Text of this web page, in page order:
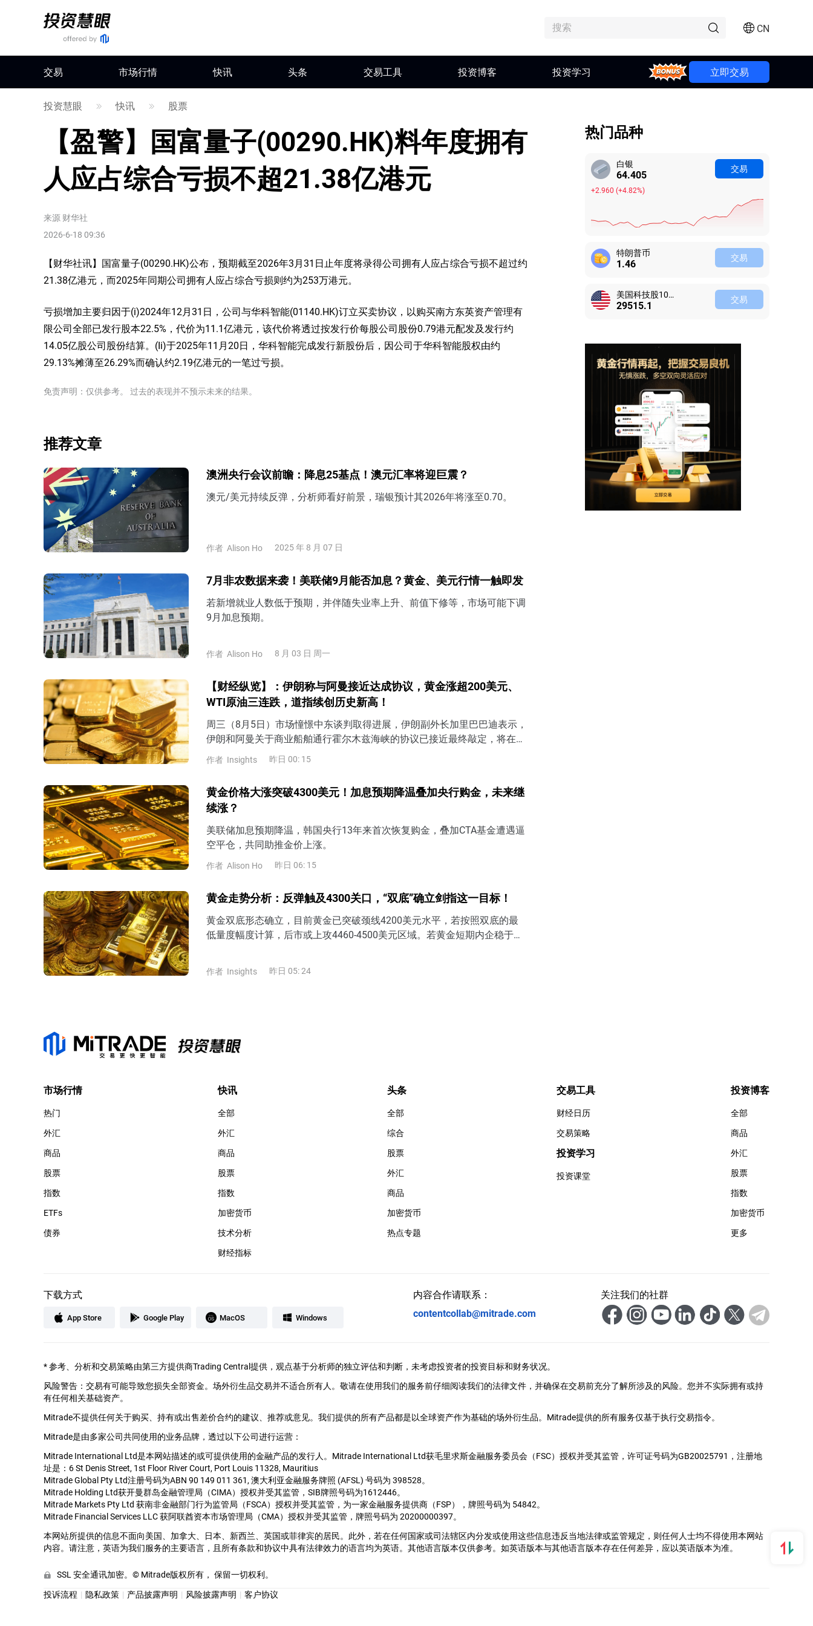
CN
交易 市场行情 快讯 头条 交易工具 投资博客 投资学习 Bonus 立即交易
投资慧眼 快讯 股票
【盈警】国富量子(00290.HK)料年度拥有
人应占综合亏损不超21.38亿港元
来源 财华社
2026-6-18 09:36
【财华社讯】国富量子(00290.HK)公布，预期截至2026年3月31日止年度将录得公司拥有人应占综合亏损不超过约
21.38亿港元，而2025年同期公司拥有人应占综合亏损则约为253万港元。
亏损增加主要归因于(i)2024年12月31日，公司与华科智能(01140.HK)订立买卖协议，以购买南方东英资产管理有
限公司全部已发行股本22.5%，代价为11.1亿港元，该代价将透过按发行价每股公司股份0.79港元配发及发行约
14.05亿股公司股份结算。(Ii)于2025年11月20日，华科智能完成发行新股份后，因公司于华科智能股权由约
29.13%摊薄至26.29%而确认约2.19亿港元的一笔过亏损。
免责声明：仅供参考。 过去的表现并不预示未来的结果。
推荐文章
澳洲央行会议前瞻：降息25基点！澳元汇率将迎巨震？
澳元/美元持续反弹，分析师看好前景，瑞银预计其2026年将涨至0.70。
作者 Alison Ho 2025 年 8 月 07 日
7月非农数据来袭！美联储9月能否加息？黄金、美元行情一触即发
若新增就业人数低于预期，并伴随失业率上升、前值下修等，市场可能下调
9月加息预期。
作者 Alison Ho 8 月 03 日 周一
【财经纵览】：伊朗称与阿曼接近达成协议，黄金涨超200美元、
WTI原油三连跌，道指续创历史新高！
周三（8月5日）市场憧憬中东谈判取得进展，伊朗副外长加里巴巴迪表示，
伊朗和阿曼关于商业船舶通行霍尔木兹海峡的协议已接近最终敲定，将在霍
尔木兹海峡建立一种不同于过去60年的新通行模式。WTI原油进一步下探至
74.2美元，续创逾三周新低。黄金飙升逾4%，一举突破4200美元至日内高
11%，最终回吐全部涨幅，收跌超4%。
作者 Insights 昨日 00: 15
黄金价格大涨突破4300美元！加息预期降温叠加央行购金，未来继
续涨？
美联储加息预期降温，韩国央行13年来首次恢复购金，叠加CTA基金遭遇逼
空平仓，共同助推金价上涨。
作者 Alison Ho 昨日 06: 15
黄金走势分析：反弹触及4300关口，“双底”确立剑指这一目标！
黄金双底形态确立，目前黄金已突破颈线4200美元水平，若按照双底的最
低量度幅度计算，后市或上攻4460-4500美元区域。若黄金短期内企稳于
作者 Insights 昨日 05: 24
热门品种
白银
64.389
+2.944 (+4.79%)
交易
特朗普币
1.46 交易
美国科技股100指数
29514.9 交易
市场行情
热门
外汇
商品
股票
指数
ETFs
债券
快讯
全部
外汇
商品
股票
指数
加密货币
技术分析
财经指标
头条
全部
综合
股票
外汇
商品
加密货币
热点专题
交易工具
财经日历
交易策略
投资学习
投资课堂
投资博客
全部
商品
外汇
股票
指数
加密货币
更多
下载方式
App Store Google Play MacOS Windows
内容合作请联系：
contentcollab@mitrade.com
关注我们的社群
*参考、分析和交易策略由第三方提供商Trading Central提供，观点基于分析师的独立评估和判断，未考虑投资者的投资目标和财务状况。
风险警告：交易有可能导致您损失全部资金。场外衍生品交易并不适合所有人。敬请在使用我们的服务前仔细阅读我们的法律文件，并确保在交易前充分了解所涉及的风险。您并不实际拥有或持
有任何相关基础资产。
Mitrade不提供任何关于购买、持有或出售差价合约的建议、推荐或意见。我们提供的所有产品都是以全球资产作为基础的场外衍生品。Mitrade提供的所有服务仅基于执行交易指令。
Mitrade是由多家公司共同使用的业务品牌，透过以下公司进行运营：
Mitrade International Ltd是本网站描述的或可提供使用的金融产品的发行人。Mitrade International Ltd获毛里求斯金融服务委员会（FSC）授权并受其监管，许可证号码为GB20025791，注册地
址是：6 St Denis Street, 1st Floor River Court, Port Louis 11328, Mauritius
Mitrade Global Pty Ltd注册号码为ABN 90 149 011 361, 澳大利亚金融服务牌照 (AFSL) 号码为 398528。
Mitrade Holding Ltd获开曼群岛金融管理局（CIMA）授权并受其监管，SIB牌照号码为1612446。
Mitrade Markets Pty Ltd 获南非金融部门行为监管局（FSCA）授权并受其监管，为一家金融服务提供商（FSP），牌照号码为 54842。
Mitrade Financial Services LLC 获阿联酋资本市场管理局（CMA）授权并受其监管，牌照号码为 20200000397。
本网站所提供的信息不面向美国、加拿大、日本、新西兰、英国或菲律宾的居民。此外，若在任何国家或司法辖区内分发或使用这些信息违反当地法律或监管规定，则任何人士均不得使用本网站
内容。请注意，英语为我们服务的主要语言，且所有条款和协议中具有法律效力的语言均为英语。其他语言版本仅供参考。如英语版本与其他语言版本存在任何差异，应以英语版本为准。
SSL 安全通讯加密。© Mitrade版权所有， 保留一切权利。
投诉流程
隐私政策 产品披露声明 风险披露声明 客户协议